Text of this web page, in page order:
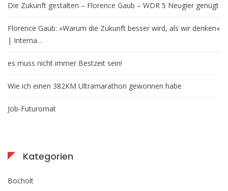
Die Zukunft gestalten – Florence Gaub – WDR 5 Neugier genügt
Florence Gaub: »Warum die Zukunft besser wird, als wir denken«
| Interna…
es muss nicht immer Bestzeit sein!
Wie ich einen 382KM Ultramarathon gewonnen habe
Job-Futuromat
Kategorien
Bocholt